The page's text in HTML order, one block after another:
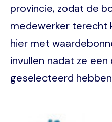
provincie, zodat de
medewerker terecht
hier met
invullen nadat ze
geselecteerd